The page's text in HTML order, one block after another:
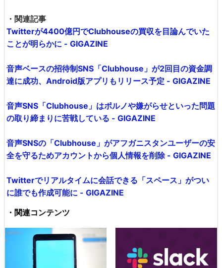
・関連記事
Twitterが4400億円でClubhouseの買収を目論んでいた
ことが明らかに - GIGAZINE
音声ベースの招待制SNS「Clubhouse」が2回目の資金調
達に成功、Android版アプリもリリース予定 - GIGAZINE
音声SNS「Clubhouse」はポルノや嫌がらせといった問題
の取り締まりに苦戦している - GIGAZINE
音声SNSの「Clubhouse」がアフガニスタンユーザーの安
全を守るためアカウントから個人情報を削除 - GIGAZINE
Twitterでリアルタイムに会話できる「スペース」がつい
に誰でも作成可能に - GIGAZINE
・関連コンテンツ